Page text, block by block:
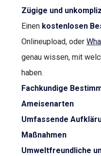
Zügige und
Einen kostenlosen
Onlineupload, oder
genau wissen, mit
haben.
Fachkundige
Ameisenarten
Umfassende
Maßnahmen
Umweltfreundliche